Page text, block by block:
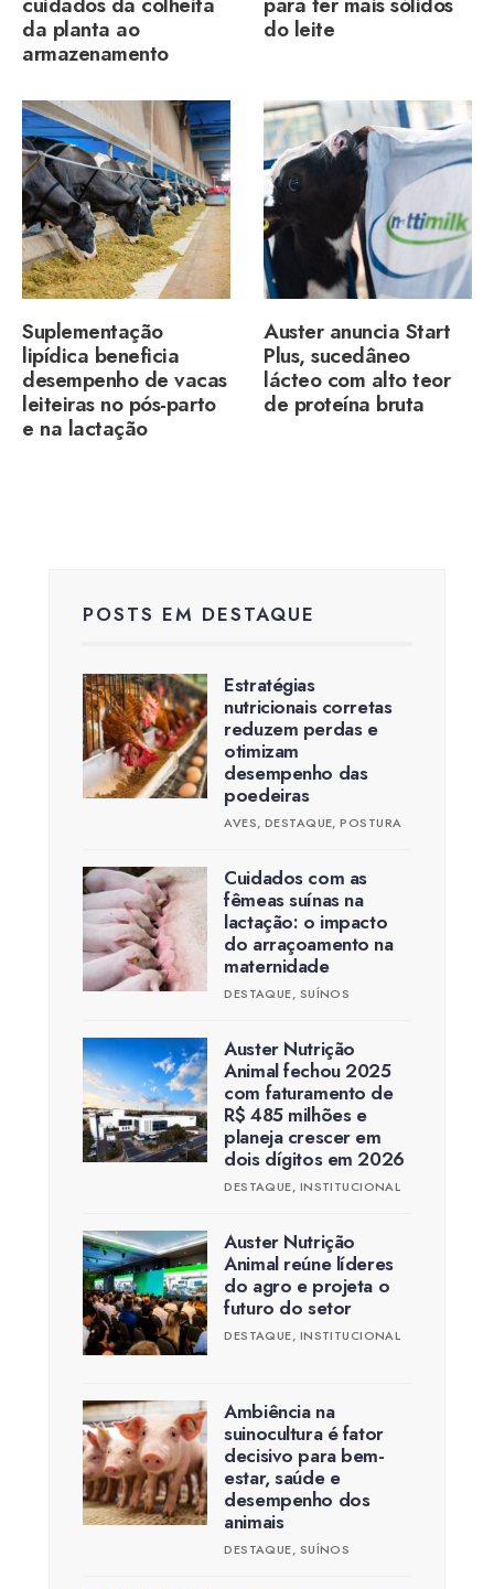
da planta ao
armazenamento
do leite
Suplementação
lipídica beneficia
desempenho de vacas
leiteiras no pós-parto
e na lactação
Auster anuncia Start
Plus, sucedâneo
lácteo com alto teor
de proteína bruta
POSTS EM DESTAQUE
Estratégias
nutricionais corretas
reduzem perdas e
otimizam
desempenho das
poedeiras
AVES, DESTAQUE,POSTURA
Cuidados com as
fêmeas suínas na
lactação: o impacto
do arraçoamento na
maternidade
DESTAQUE, SUÍNOS
Auster Nutrição
Animal fechou 2025
com faturamento de
R$ 485 milhões e
planeja crescer em
dois dígitos em 2026
DESTAQUE, INSTITUCIONAL
Auster Nutrição
Animal reúne líderes
do agro e projeta o
futuro do setor
DESTAQUE, INSTITUCIONAL
Ambiência na
suinocultura é fator
decisivo para bem-
estar, saúde e
desempenho dos
animais
DESTAQUE, SUÍNOS